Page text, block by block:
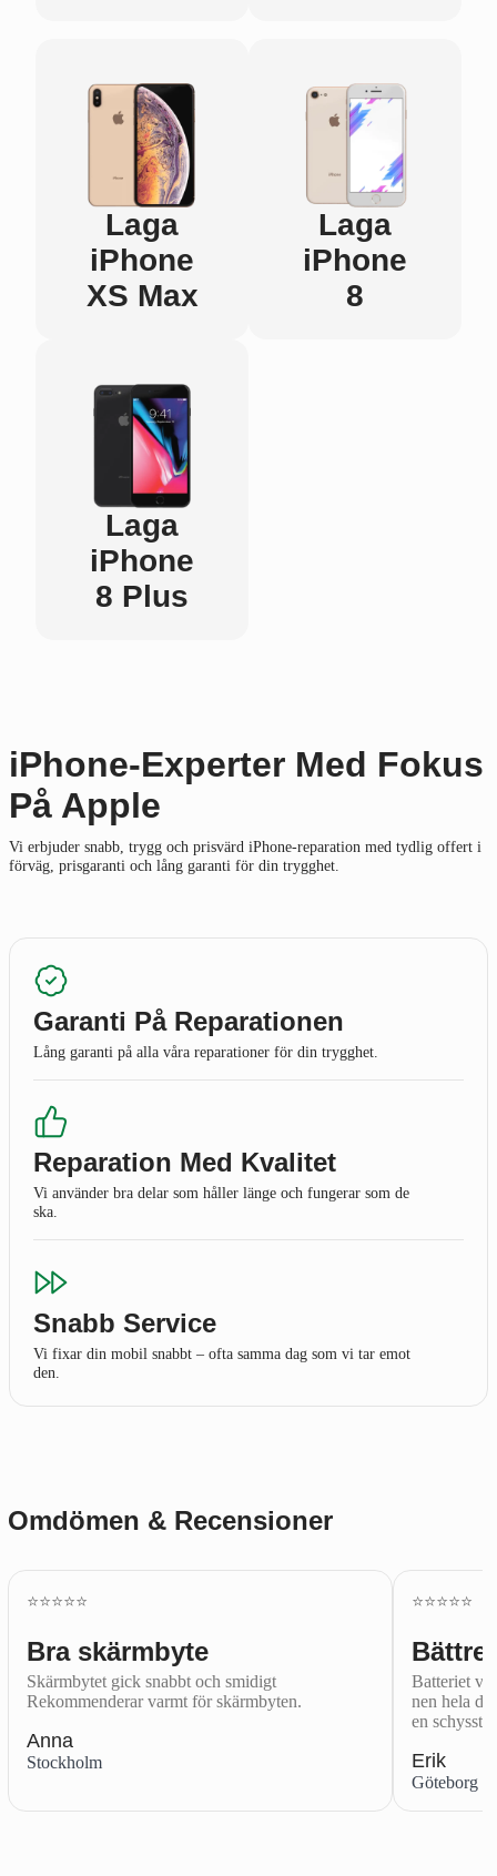
Laga
iPhone
XS Max
Laga
iPhone
8
Laga
iPhone
8 Plus
iPhone-Experter Med Fokus
På Apple
Vi erbjuder snabb, trygg och prisvärd iPhone-reparation med tydlig offert i
förväg, prisgaranti och lång garanti för din trygghet.
Garanti På Reparationen
Lång garanti på alla våra reparationer för din trygghet.
Reparation Med Kvalitet
Vi använder bra delar som håller länge och fungerar som de
ska.
Snabb Service
Vi fixar din mobil snabbt – ofta samma dag som vi tar emot
den.
Omdömen & Recensioner
⭐️⭐️⭐️⭐️⭐️
Bra skärmbyte
Skärmbytet gick snabbt och smidigt
Rekommenderar varmt för skärmbyten.
Anna
Stockholm
⭐️⭐️⭐️⭐️⭐️
Bättre
Batteriet
nen hela
en schysst.
Erik
Göteborg